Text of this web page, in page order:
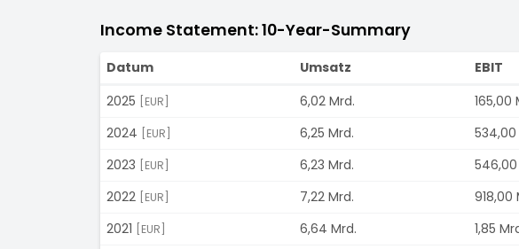
Income Statement: 10-Year-Summary
Datum Umsatz EBIT
2025
[EUR] 6,02 Mrd. 165,00
2024
[EUR] 6,25 Mrd. 534,00
2023
[EUR] 6,23 Mrd. 546,00
2022
[EUR] 7,22 Mrd. 918,00
2021
[EUR] 6,64 Mrd. 1,85